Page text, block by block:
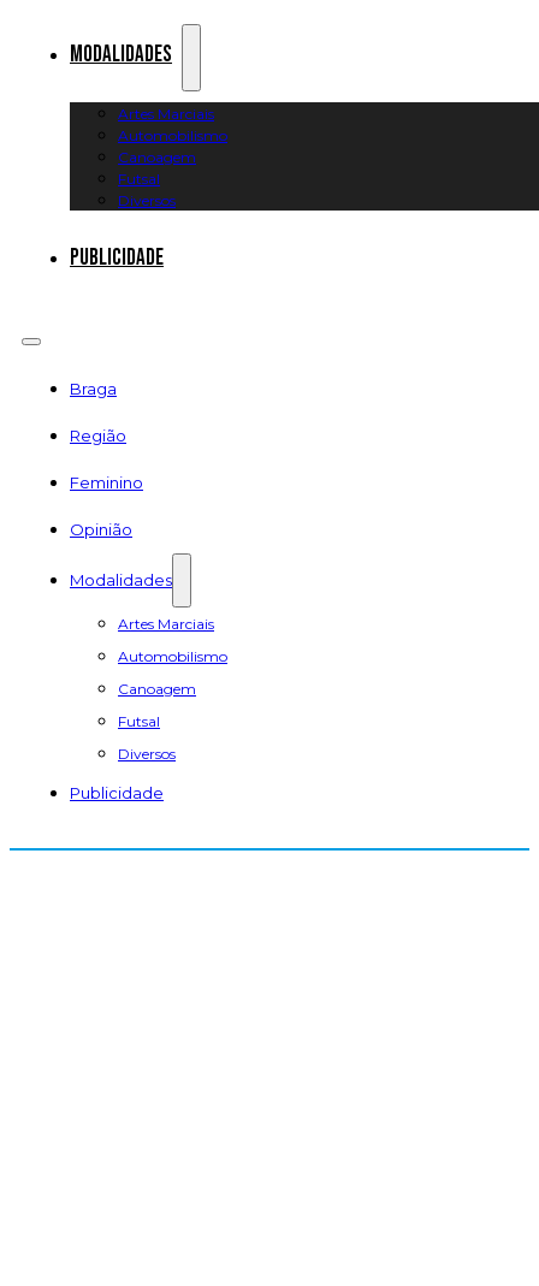
Modalidades
Artes Marciais
Automobilismo
Canoagem
Futsal
Diversos
Publicidade
Braga
Região
Feminino
Opinião
Modalidades
Artes Marciais
Automobilismo
Canoagem
Futsal
Diversos
Publicidade